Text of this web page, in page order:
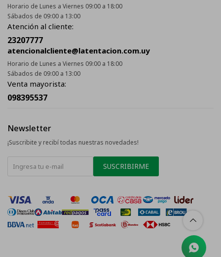
Horario de Lunes a Viernes 09:00 a 18:00
Sábados de 09:00 a 13:00
Atención al cliente:
23207777
atencionalcliente@latentacion.com.uy
Horario de Lunes a Viernes 09:00 a 18:00
Sábados de 09:00 a 13:00
Venta mayorista:
098395537
Newsletter
¡Suscribite y recibí todas nuestras novedades!
SUSCRIBIRME